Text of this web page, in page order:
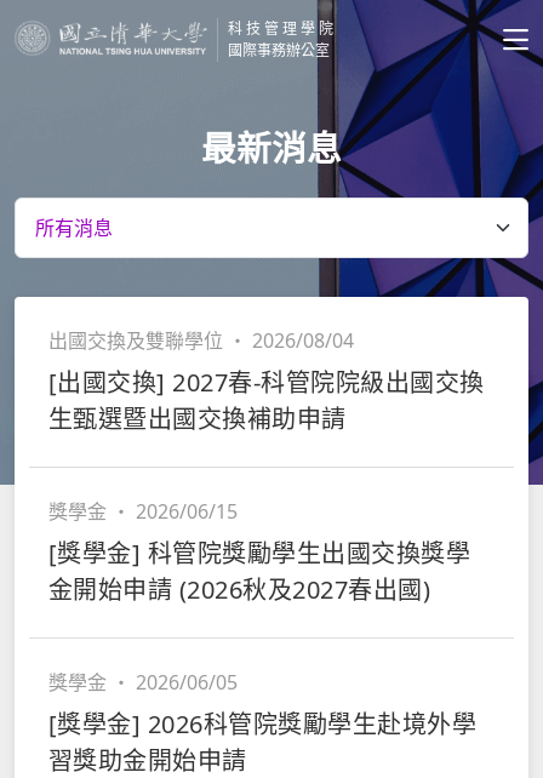
科技管理學院
國際事務辦公室
最新消息
出國交換及雙聯學位 ・ 2026/08/04
[出國交換] 2027春-科管院院級出國交換
生甄選暨出國交換補助申請
獎學金 ・ 2026/06/15
[獎學金] 科管院獎勵學生出國交換獎學
金開始申請 (2026秋及2027春出國)
獎學金 ・ 2026/06/05
[獎學金] 2026科管院獎勵學生赴境外學
習獎助金開始申請